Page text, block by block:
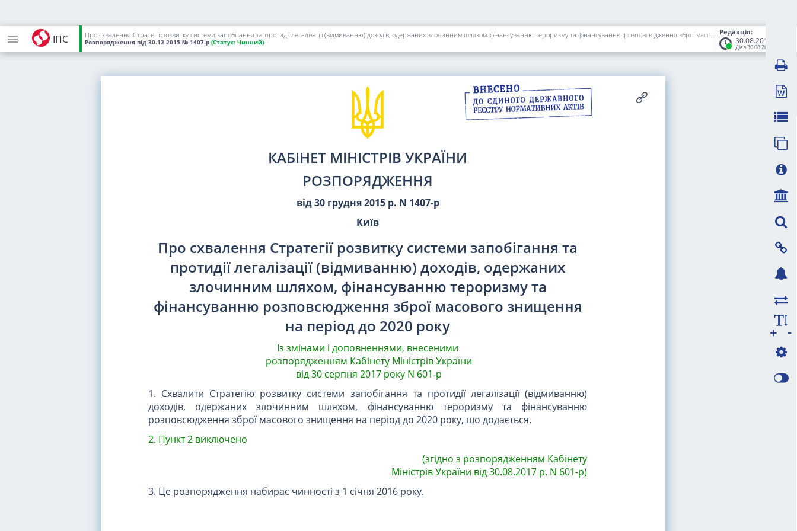
ІПС
Редакція:
30.08.2017
Діє з 30.08.2017
Про схвалення Стратегії розвитку системи запобігання та протидії легалізації (відмиванню) доходів, одержаних злочинним шляхом, фінансуванню тероризму та фінансуванню розповсюдження зброї масового знищення на період до 2020 року
Розпорядження від 30.12.2015 № 1407-р (Статус: Чинний)
КАБІНЕТ МІНІСТРІВ УКРАЇНИ
РОЗПОРЯДЖЕННЯ
від 30 грудня 2015 р. N 1407-р
Київ
Про схвалення Стратегії розвитку системи запобігання та
протидії легалізації (відмиванню) доходів, одержаних
злочинним шляхом, фінансуванню тероризму та
фінансуванню розповсюдження зброї масового знищення
на період до 2020 року
Із змінами і доповненнями, внесеними
розпорядженням Кабінету Міністрів України
від 30 серпня 2017 року N 601-р
1. Схвалити Стратегію розвитку системи запобігання та протидії легалізації (відмиванню)
доходів, одержаних злочинним шляхом, фінансуванню тероризму та фінансуванню
розповсюдження зброї масового знищення на період до 2020 року, що додається.
2. Пункт 2 виключено
(згідно з розпорядженням Кабінету
Міністрів України від 30.08.2017 р. N 601-р)
3. Це розпорядження набирає чинності з 1 січня 2016 року.
-
+